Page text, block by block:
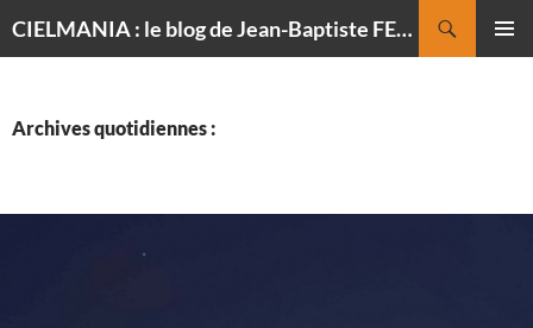
CIELMANIA : le blog de Jean-Baptiste FELDMANN, photographe du ciel
Archives quotidiennes :